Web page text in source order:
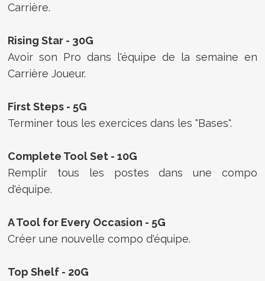
Carrière.
Rising Star - 30G
Avoir son Pro dans l'équipe de la semaine en
Carrière Joueur.
First Steps - 5G
Terminer tous les exercices dans les "Bases".
Complete Tool Set - 10G
Remplir tous les postes dans une compo
d'équipe.
A Tool for Every Occasion - 5G
Créer une nouvelle compo d'équipe.
Top Shelf - 20G